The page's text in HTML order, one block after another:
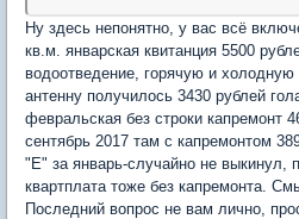
Ну здесь непонятно, у вас всё
кв.м. январская квитанция 5500
водоотведение, горячую и
антенну получилось 3430 рублей
февральская без строки капремонт
сентябрь 2017 там с капремонтом
"Е" за январь-случайно не выкинул,
квартплата тоже без капремонта.
Последний вопрос не вам лично,